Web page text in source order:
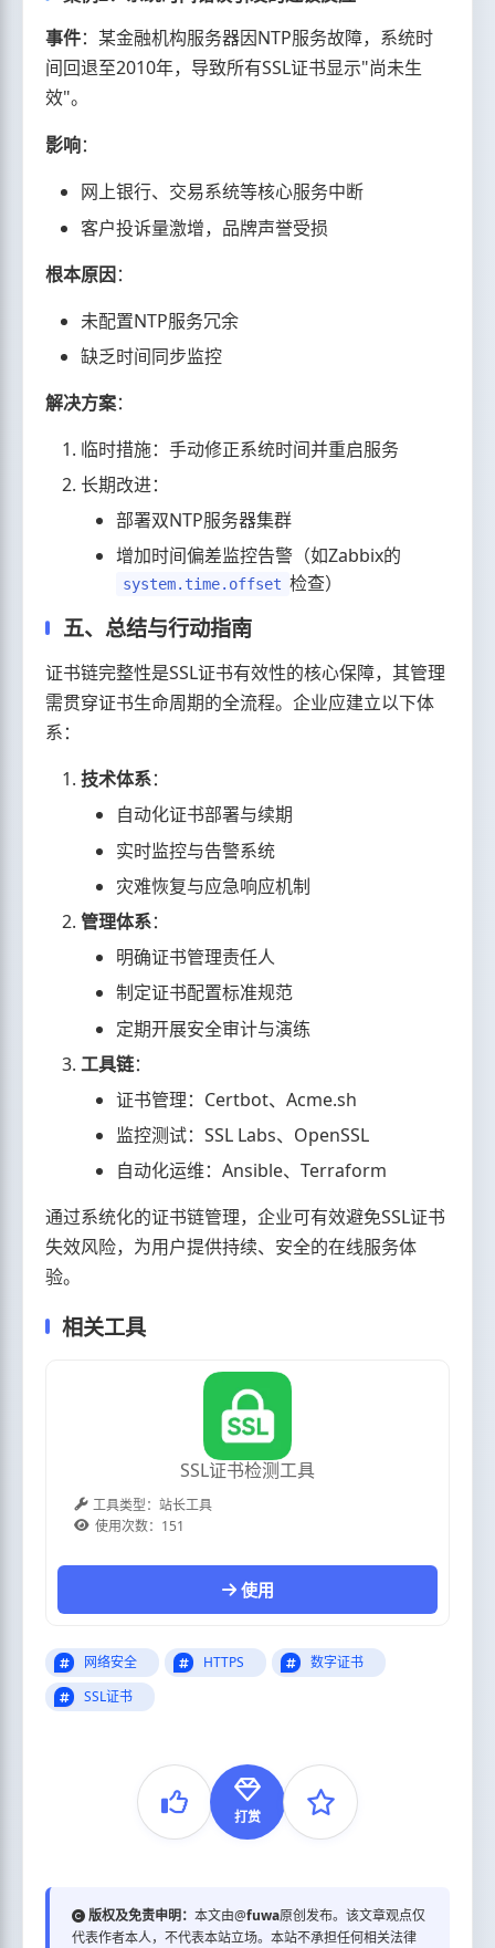
事件：某金融机构服务器因NTP服务故障，系统时
间回退至2010年，导致所有SSL证书显示"尚未生
效"。
影响：
网上银行、交易系统等核心服务中断
客户投诉量激增，品牌声誉受损
根本原因：
未配置NTP服务冗余
缺乏时间同步监控
解决方案：
临时措施：手动修正系统时间并重启服务
长期改进：
部署双NTP服务器集群
增加时间偏差监控告警（如Zabbix的
system.time.offset 检查）
五、总结与行动指南
证书链完整性是SSL证书有效性的核心保障，其管理
需贯穿证书生命周期的全流程。企业应建立以下体
系：
技术体系：
自动化证书部署与续期
实时监控与告警系统
灾难恢复与应急响应机制
管理体系：
明确证书管理责任人
制定证书配置标准规范
定期开展安全审计与演练
工具链：
证书管理：Certbot、Acme.sh
监控测试：SSL Labs、OpenSSL
自动化运维：Ansible、Terraform
通过系统化的证书链管理，企业可有效避免SSL证书
失效风险，为用户提供持续、安全的在线服务体
验。
相关工具
SSL证书检测工具
工具类型： 站长工具
使用次数： 151
使用
网络安全 HTTPS
数字证书
SSL证书
打赏
版权及免责申明： 本文由@fuwa原创发布。该文章观点仅
代表作者本人，不代表本站立场。本站不承担任何相关法律